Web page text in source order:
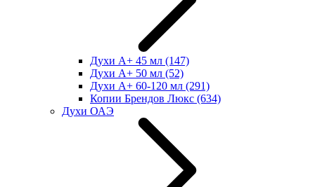
Духи А+ 45 мл (147)
Духи А+ 50 мл (52)
Духи А+ 60-120 мл (291)
Копии Брендов Люкс (634)
Духи ОАЭ